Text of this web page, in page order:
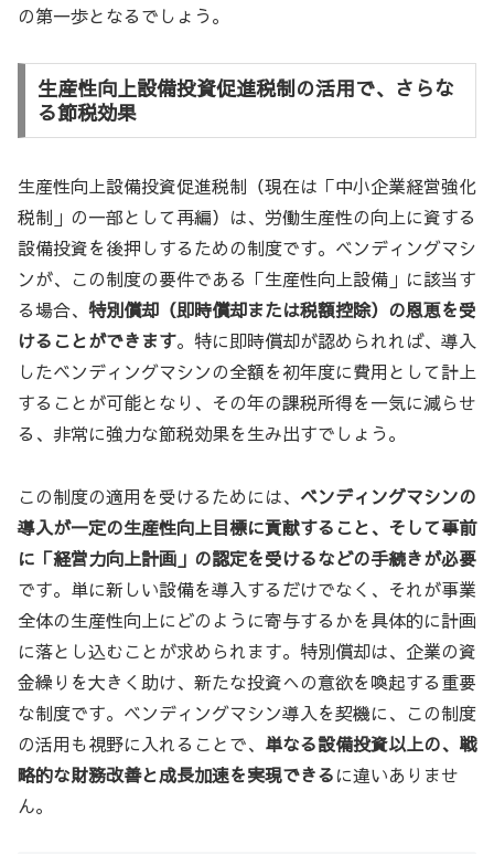
の第一歩となるでしょう。
生産性向上設備投資促進税制の活用で、さらな
る節税効果
生産性向上設備投資促進税制（現在は「中小企業経営強化
税制」の一部として再編）は、労働生産性の向上に資する
設備投資を後押しするための制度です。ベンディングマシ
ンが、この制度の要件である「生産性向上設備」に該当す
る場合、 特別償却（即時償却または税額控除）の恩恵を受
けることができます。特に即時償却が認められれば、導入
したベンディングマシンの全額を初年度に費用として計上
することが可能となり、その年の課税所得を一気に減らせ
る、非常に強力な節税効果を生み出すでしょう。
この制度の適用を受けるためには、 ベンディングマシンの
導入が一定の生産性向上目標に貢献すること、そして事前
に「経営力向上計画」の認定を受けるなどの手続きが必要
です。単に新しい設備を導入するだけでなく、それが事業
全体の生産性向上にどのように寄与するかを具体的に計画
に落とし込むことが求められます。特別償却は、企業の資
金繰りを大きく助け、新たな投資への意欲を喚起する重要
な制度です。ベンディングマシン導入を契機に、この制度
の活用も視野に入れることで、 単なる設備投資以上の、戦
略的な財務改善と成長加速を実現できるに違いありませ
ん。